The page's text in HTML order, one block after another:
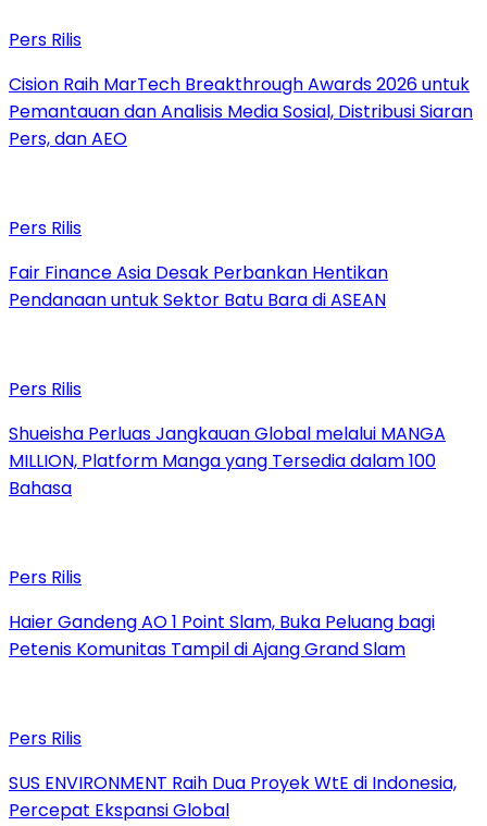
Pers Rilis
Cision Raih MarTech Breakthrough Awards 2026 untuk
Pemantauan dan Analisis Media Sosial, Distribusi Siaran
Pers, dan AEO
Pers Rilis
Fair Finance Asia Desak Perbankan Hentikan
Pendanaan untuk Sektor Batu Bara di ASEAN
Pers Rilis
Shueisha Perluas Jangkauan Global melalui MANGA
MILLION, Platform Manga yang Tersedia dalam 100
Bahasa
Pers Rilis
Haier Gandeng AO 1 Point Slam, Buka Peluang bagi
Petenis Komunitas Tampil di Ajang Grand Slam
Pers Rilis
SUS ENVIRONMENT Raih Dua Proyek WtE di Indonesia,
Percepat Ekspansi Global